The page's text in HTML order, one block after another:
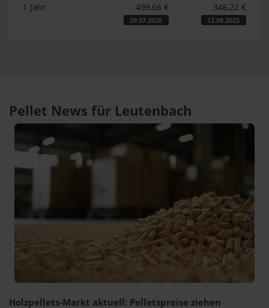
1 Jahr 499,66 €
29.07.2026
346,22 €
12.08.2025
Pellet News für Leutenbach
Holzpellets-Markt aktuell: Pelletspreise ziehen